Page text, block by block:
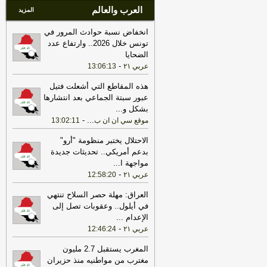
العرب والعالم المزيد
انخفاض نسبة حوادث المرور في
تونس خلال 2026.. وارتفاع عدد
الضحايا
عربي ٢١ -
13:06:13
هذه المقاطع التي أشعلت فتيل
عبور سبتة الجماعي بعد انتشارها
بشكل و...
موقع سي ان ان ب...
-
13:02:11
الاحتلال يختبر منظومة "أرو"
بدعم أمريكي.. تحديثات جديدة
مواجهة ا...
عربي ٢١ -
12:58:20
العراق: مهلة حصر السلاح تنتهي
في أيلول.. وعقوبات تصل إلى
الإعدام ...
عربي ٢١ -
12:46:24
المغرب يستقبل 2.7 مليون
مغترب من مواطنيه منذ حزيران